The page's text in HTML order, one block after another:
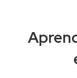
Aula 06:Fim